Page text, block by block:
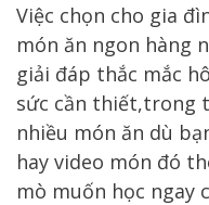
Việc chọn cho gia
món ăn ngon hàng
giải đáp thắc mắc
sức cần thiết,trong
nhiều món ăn dù
hay video món đó
mò muốn học ngay